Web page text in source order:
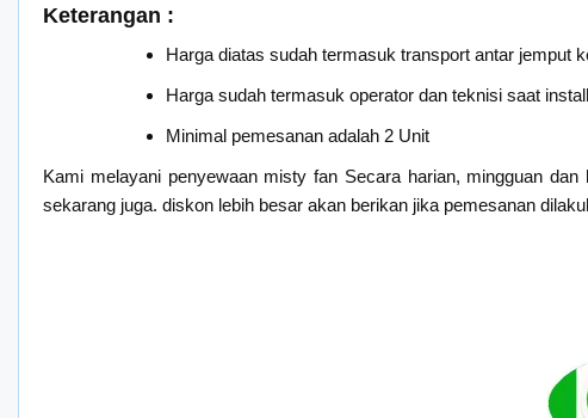
Keterangan :
Harga diatas sudah termasuk transport antar jemput
Harga sudah termasuk operator dan teknisi saat
Minimal pemesanan adalah 2 Unit
Kami melayani penyewaan misty fan Secara harian, mingguan
sekarang juga. diskon lebih besar akan berikan jika pemesanan